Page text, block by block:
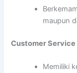
maupun
Customer Service
Memiliki